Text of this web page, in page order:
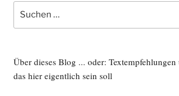
Suche
nach:
Über dieses Blog ... oder: Textempfehlungen
das hier eigentlich sein soll